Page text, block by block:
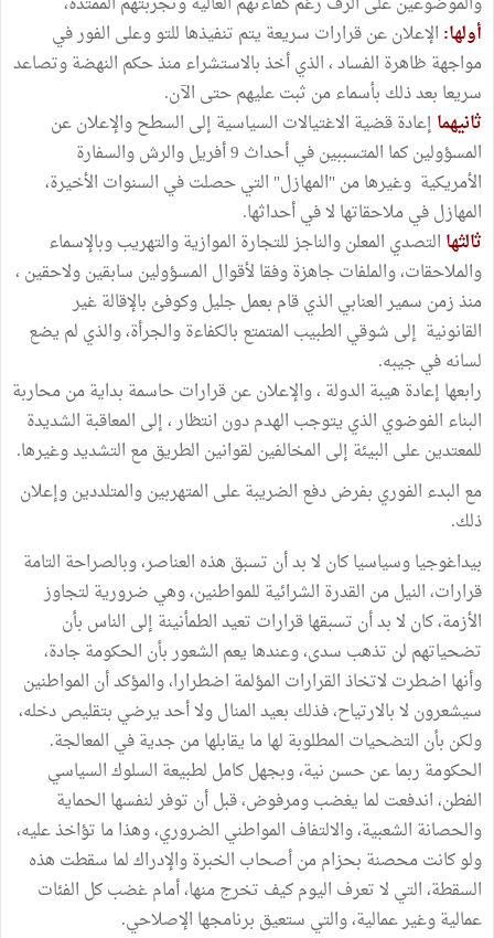
أولها: الإعلان عن قرارات سريعة يتم تنفيذها للتو وعلى الفور في
مواجهة ظاهرة الفساد ، الذي أخذ بالاستشراء منذ حكم النهضة وتصاعد
سريعا بعد ذلك بأسماء من ثبت عليهم حتى الآن.
ثانيهما إعادة قضية الاغتيالات السياسية إلى السطح والإعلان عن
المسؤولين كما المتسببين في أحداث 9 أفريل والرش والسفارة
الأمريكية وغيرها من "المهازل" التي حصلت في السنوات الأخيرة،
المهازل في ملاحقاتها لا في أحداثها.
ثالثها التصدي المعلن والناجز للتجارة الموازية والتهريب وبالإسماء
والملاحقات، والملفات جاهزة وفقا لأقوال المسؤولين سابقين ولاحقين ،
منذ زمن سمير العنابي الذي قام بعمل جليل وكوفئ بالإقالة غير
القانونية إلى شوقي الطبيب المتمتع بالكفاءة والجرأة، والذي لم يضع
لسانه في جيبه.
رابعها إعادة هيبة الدولة ، والإعلان عن قرارات حاسمة بداية من محاربة
البناء الفوضوي الذي يتوجب الهدم دون انتظار ، إلى المعاقبة الشديدة
للمعتدين على البيئة إلى المخالفين لقوانين الطريق مع التشديد وغيرها.
مع البدء الفوري بفرض دفع الضريبة على المتهربين والمتلددين وإعلان
ذلك.
بيداغوجيا وسياسيا كان لا بد أن تسبق هذه العناصر، وبالصراحة التامة
قرارات، النيل من القدرة الشرائية للمواطنين، وهي ضرورية لتجاوز
الأزمة، كان لا بد أن تسبقها قرارات تعيد الطمأنينة إلى الناس بأن
تضحياتهم لن تذهب سدى، وعندها يعم الشعور بأن الحكومة جادة،
وأنها اضطرت لاتخاذ القرارات المؤلمة اضطرارا، والمؤكد أن المواطنين
سيشعرون لا بالارتياح، فذلك بعيد المنال ولا أحد يرضي بتقليص دخله،
ولكن بأن التضحيات المطلوبة لها ما يقابلها من جدية في المعالجة.
الحكومة ربما عن حسن نية، وبجهل كامل لطبيعة السلوك السياسي
الفطن، اندفعت لما يغضب ومرفوض، قبل أن توفر لنفسها الحماية
والحصانة الشعبية، والالتفاف المواطني الضروري، وهذا ما تؤاخذ عليه،
ولو كانت محصنة بحزام من أصحاب الخبرة والإدراك لما سقطت هذه
السقطة، التي لا تعرف اليوم كيف تخرج منها، أمام غضب كل الفئات
عمالية وغير عمالية، والتي ستعيق برنامجها الإصلاحي.